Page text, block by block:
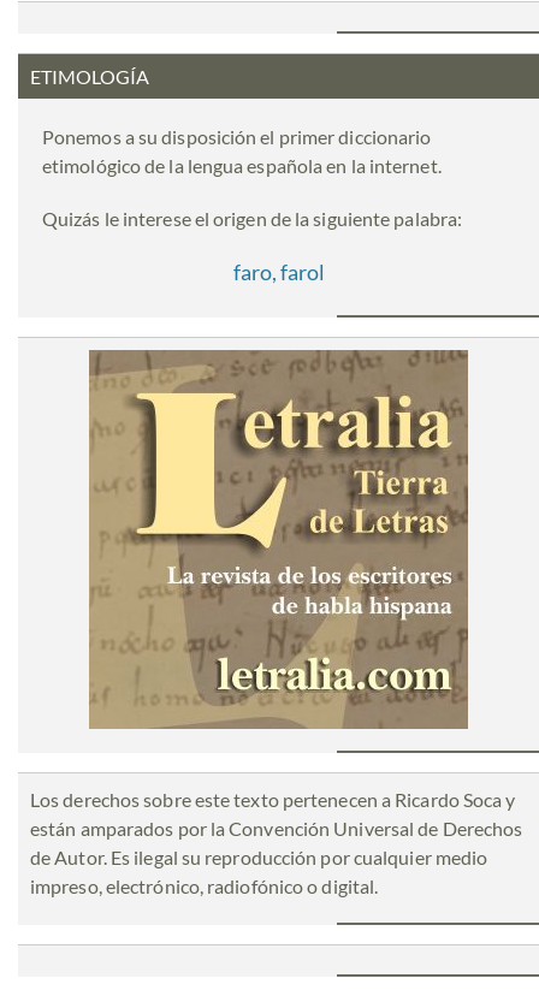
ETIMOLOGÍA
Ponemos a su disposición el primer diccionario
etimológico de la lengua española en la internet.
Quizás le interese el origen de la siguiente palabra:
faro, farol
Los derechos sobre este texto pertenecen a Ricardo Soca y
están amparados por la Convención Universal de Derechos
de Autor. Es ilegal su reproducción por cualquier medio
impreso, electrónico, radiofónico o digital.